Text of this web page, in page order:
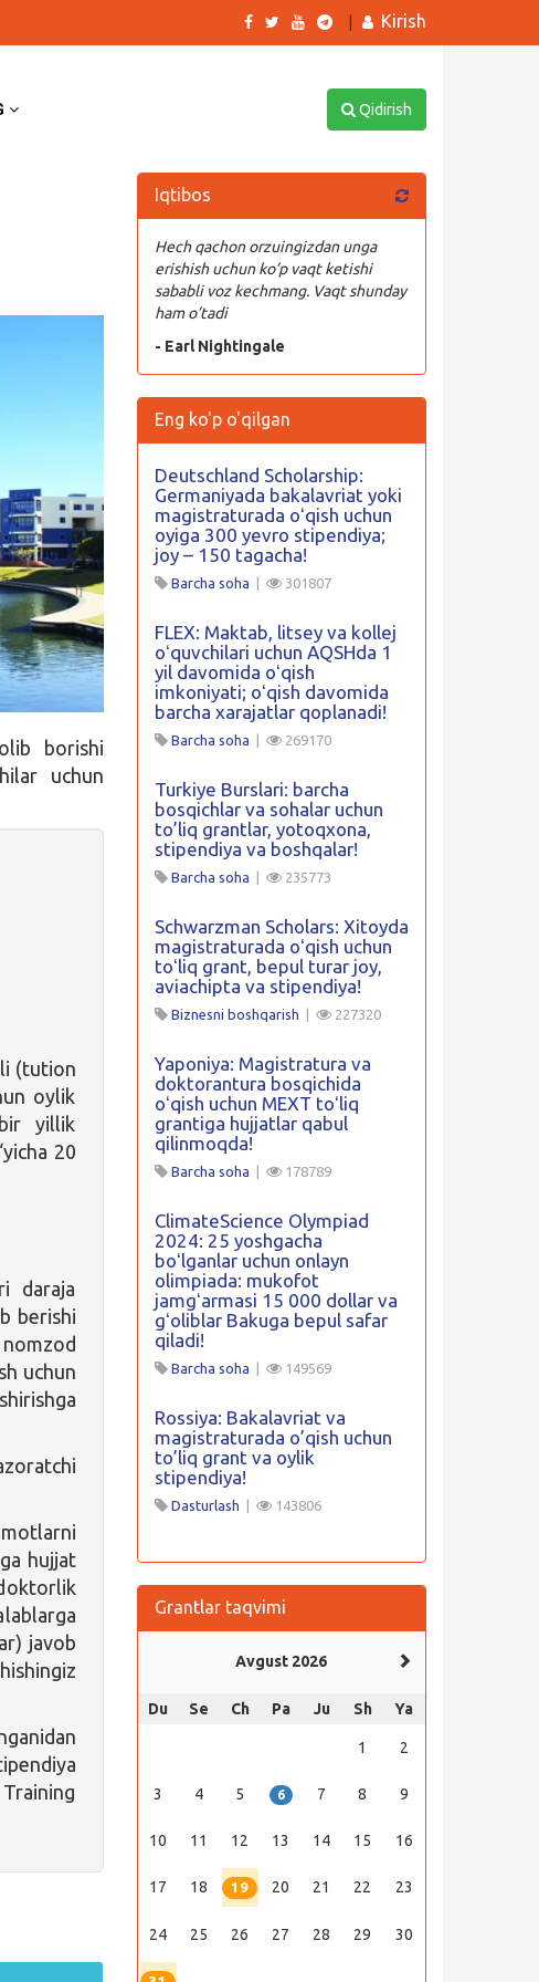
Kirish
Qidirish
borishi
uchun
(tution
oylik
yillik
20
daraja
berishi
uchun
hujjat
javob
Iqtibos
Hech qachon orzuingizdan unga
erishish uchun ko’p vaqt ketishi
sababli voz kechmang. Vaqt shunday
ham o’tadi
- Earl Nightingale
Eng ko'p o'qilgan
Deutschland Scholarship:
Germaniyada bakalavriat yoki
magistraturada oʻqish uchun
oyiga 300 yevro stipendiya;
joy – 150 tagacha!
Barcha soha 301807
FLEX: Maktab, litsey va kollej
oʻquvchilari uchun AQSHda 1
yil davomida oʻqish
imkoniyati; oʻqish davomida
barcha xarajatlar qoplanadi!
Barcha soha 269170
Turkiye Burslari: barcha
bosqichlar va sohalar uchun
to’liq grantlar, yotoqxona,
stipendiya va boshqalar!
Barcha soha 235773
Schwarzman Scholars: Xitoyda
magistraturada oʻqish uchun
toʻliq grant, bepul turar joy,
aviachipta va stipendiya!
Biznesni boshqarish 227320
Yaponiya: Magistratura va
doktorantura bosqichida
oʻqish uchun MEXT toʻliq
grantiga hujjatlar qabul
qilinmoqda!
Barcha soha 178789
ClimateScience Olympiad
2024: 25 yoshgacha
boʻlganlar uchun onlayn
olimpiada: mukofot
jamgʻarmasi 15 000 dollar va
gʻoliblar Bakuga bepul safar
qiladi!
Barcha soha 149569
Rossiya: Bakalavriat va
magistraturada o’qish uchun
to’liq grant va oylik
stipendiya!
Dasturlash 143806
Grantlar taqvimi
Avgust 2026
Du Se Ch Pa Ju Sh Ya
1 2
3 4 5 6 7 8 9
10 11 12 13 14 15 16
17 18 19 20 21 22 23
24 25 26 27 28 29 30